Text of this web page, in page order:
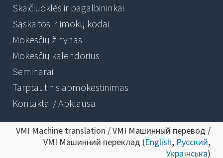
Skaičiuoklės ir pagalbininkai
Sąskaitos ir įmokų kodai
Mokesčių žinynas
Mokesčių kalendorius
Seminarai
Tarptautinis apmokestinimas
Kontaktai / Apklausa
VMI Machine translation / VMI Машинный перевод /
VMI Машинний переклад (English, Русский,
Українська)